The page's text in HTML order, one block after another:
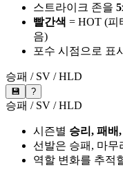
스트라이크 존을
빨간색 = HOT (피
음)
포수 시점으로 표
승패 / SV / HLD
💾 ?
승패 / SV / HLD
시즌별 승리, 패배
선발은 승패, 마무
역할 변화를 추적